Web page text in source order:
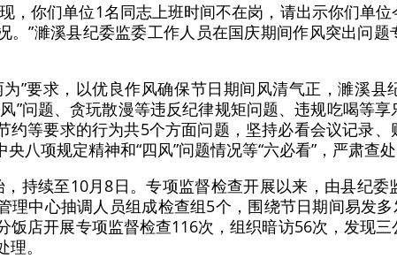
，你们单位1名同志上班时间不在岗，请出示你们单
。”濉溪县纪委监委工作人员在国庆期间作风突出问
”要求，以优良作风确保节日期间风清气正，濉溪县
”问题、贪玩散漫等违反纪律规矩问题、违规吃喝等
约等要求的行为共5个方面问题，坚持必看会议记录
八项规定精神和“四风”问题情况等“六必看”，严肃查
持续至10月8日。专项监督检查开展以来，由县纪委
理中心抽调人员组成检查组5个，围绕节日期间易发多
饭店开展专项监督检查116次，组织暗访56次，发现
。